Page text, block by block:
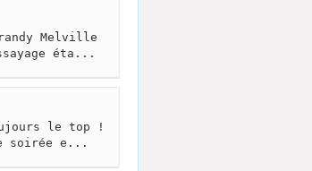
Melville
éta...
le top !
soirée e...